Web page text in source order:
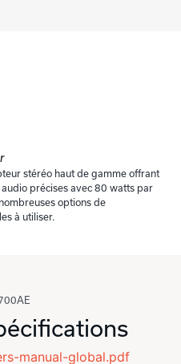
stéréo haut de gamme offrant
précises avec 80 watts par
options de
à utiliser.
manual-global.pdf